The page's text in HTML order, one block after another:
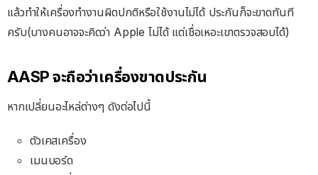
แล้วทำให้เครื่องทำงานผิดปกติหรือใช้งานไม่ได้ ประกันก็จะขาดทันที
ครับ(บางคนอาจจะคิดว่า Apple ไม่ได้ แต่เชื่อเหอะเขาตรวจสอบได้)
AASP จะถือว่าเครื่องขาดประกัน
หากเปลี่ยนอะไหล่ต่างๆ ดังต่อไปนี้
ตัวเคสเครื่อง
เมนบอร์ด